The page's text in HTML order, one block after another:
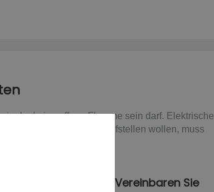
der keine offene Flamme sein darf. Elektrische
in einem Gebäude aufstellen wollen, muss
Flüssiggasheizung. Vereinbaren Sie